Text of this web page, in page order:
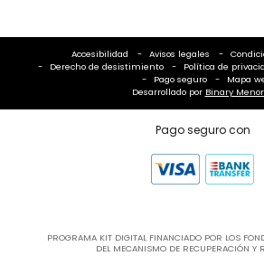
Accesibilidad Avisos legales
Derecho de desistimiento
Política de
Pago seguro
Mapa
Desarrollado por Binary
Pago seguro con
PROGRAMA KIT DIGITAL FINANCIADO POR LOS
DEL MECANISMO DE RECUPERACIÓN Y